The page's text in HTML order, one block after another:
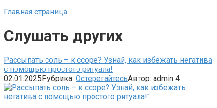
Главная страница
Слушать других
Рассыпать соль – к ссоре? Узнай, как избежать негатива
с помощью простого ритуала!
02.01.2025Рубрика: ОстерегайтесьАвтор: admin 4